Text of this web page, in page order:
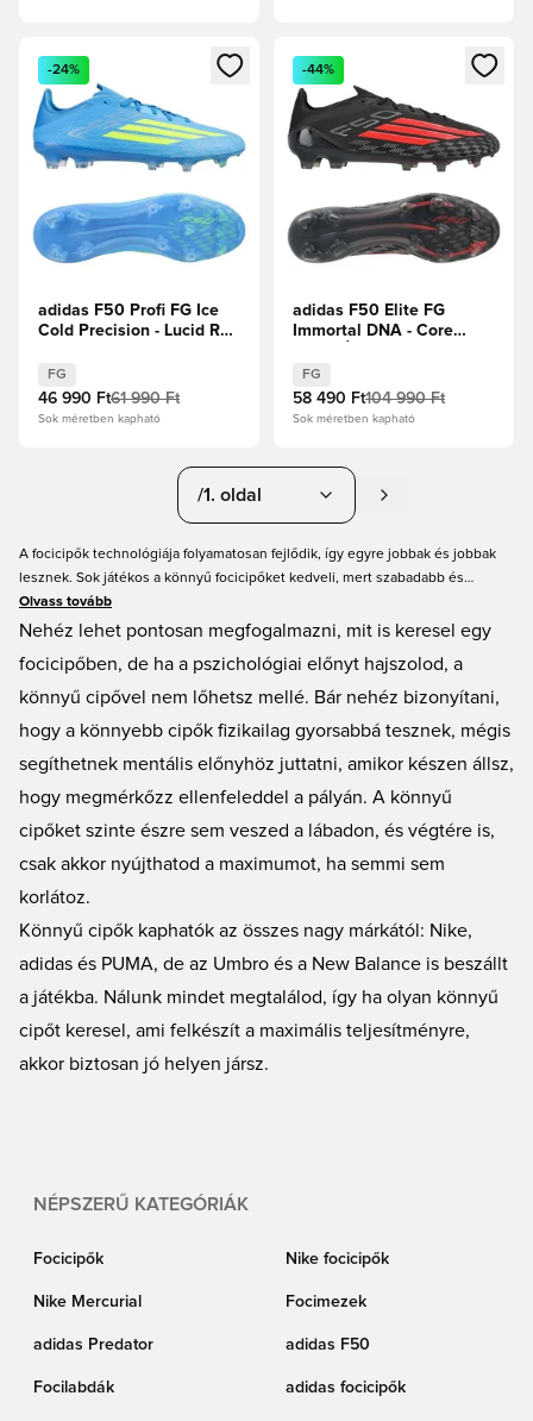
Megnyit egy modált a bejelentkezéshez vagy a tagként
-24%
adidas F50 Profi FG Ice
Cold Precision - Lucid Ray
szolgálati akva
FG
46 990 Ft61 990 Ft
Sok méretben kapható
Megnyit egy modált a
-44%
adidas F50 Elite FG
Immortal DNA - Core
FG
58 490 Ft104 990 Ft
Sok méretben kapható
/1. oldal
A focicipők technológiája folyamatosan fejlődik, így egyre jobbak és jobbak
lesznek. Sok játékos a könnyű focicipőket kedveli, mert szabadabb és
könnyedebb labdaérintést tesznek lehetővé. A könnyebb cipők azonban
nem feltétlenül tesznek gyorsabbá, de az biztos, hogy gyorsabbnak érzed
focicipőt találsz olyan vezető márkáktól, mint a Nike, az Adidas és a PUMA.
Emellett az Umbro, a New Balance és más gyártók könnyű focicipői is
megtalálhatók kínálatunkban. Szerezd be új könnyű focicipődet itt!
Olvass tovább
Nehéz lehet pontosan megfogalmazni, mit is keresel egy
focicipőben, de ha a pszichológiai előnyt hajszolod, a
könnyű cipővel nem lőhetsz mellé. Bár nehéz bizonyítani,
hogy a könnyebb cipők fizikailag gyorsabbá tesznek, mégis
segíthetnek mentális előnyhöz juttatni, amikor készen állsz,
hogy megmérkőzz ellenfeleddel a pályán. A könnyű
cipőket szinte észre sem veszed a lábadon, és végtére is,
csak akkor nyújthatod a maximumot, ha semmi sem
korlátoz.
Könnyű cipők kaphatók az összes nagy márkától: Nike,
adidas és PUMA, de az Umbro és a New Balance is beszállt
a játékba. Nálunk mindet megtalálod, így ha olyan könnyű
cipőt keresel, ami felkészít a maximális teljesítményre,
akkor biztosan jó helyen jársz.
NÉPSZERŰ KATEGÓRIÁK
Focicipők Nike focicipők
Nike Mercurial Focimezek
adidas Predator adidas F50
Focilabdák adidas focicipők